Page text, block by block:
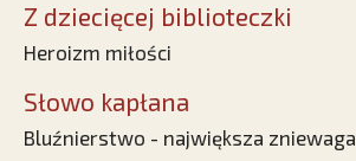
Z dziecięcej biblioteczki
Heroizm miłości
Słowo kapłana
Bluźnierstwo - największa